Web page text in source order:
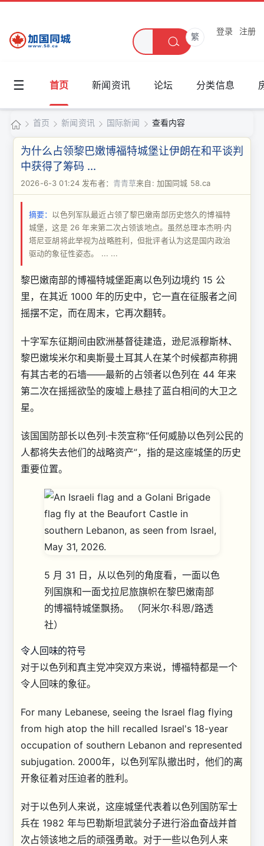
繁
登录 注册
☰ 首页 新闻资讯 论坛 分类信息
加
国
同
城
›
首页
›
新闻资讯 国际新闻 查看内容
为什么占领黎巴嫩博福特城堡让伊朗在和平谈判
中获得了筹码 ...
2026-6-3 01:24 发布者： 青青草来自: 加国同城 58.ca
摘要： 以色列军队最近占领了黎巴嫩南部历史悠久的博福特
城堡，这是 26 年来第二次占领该地点。虽然总理本杰明·内
塔尼亚胡将此举视为战略胜利，但批评者认为这是国内政治
驱动的象征性姿态。 ... ...
黎巴嫩南部的博福特城堡距离以色列边境约 15 公
里，在其近 1000 年的历史中，它一直在征服者之间
摇摆不定，而在周末，它再次翻转。
十字军东征期间由欧洲基督徒建造，逊尼派穆斯林、
黎巴嫩埃米尔和奥斯曼土耳其人在某个时候都声称拥
有其古老的石墙——最新的占领者以色列在 44 年来
第二次在摇摇欲坠的废墟上悬挂了蓝白相间的大卫之
星。
该国国防部长以色列·卡茨宣称“任何威胁以色列公民的
人都将失去他们的战略资产”，指的是这座城堡的历史
重要位置。
5 月 31 日，从以色列的角度看，一面以色
列国旗和一面戈拉尼旅旗帜在黎巴嫩南部
的博福特城堡飘扬。
（阿米尔·科恩/路透
社）
令人回味的符号
对于以色列和真主党冲突双方来说，博福特都是一个
令人回味的象征。
For many Lebanese, seeing the Israel flag flying
from high atop the hill recalled Israel's 18-year
occupation of southern Lebanon and represented
subjugation. 2000年，以色列军队撤出时，他们的离
开象征着对压迫者的胜利。
对于以色列人来说，这座城堡代表着以色列国防军士
兵在 1982 年与巴勒斯坦武装分子进行浴血奋战并首
次占领该地之后的顽强勇敢。对于一些以色列人来